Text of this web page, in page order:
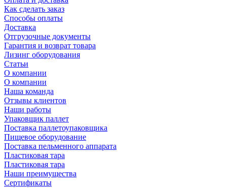
Как сделать заказ
Способы оплаты
Доставка
Отгрузочные документы
Гарантия и возврат товара
Лизинг оборудования
Статьи
О компании
О компании
Наша команда
Отзывы клиентов
Наши работы
Упаковщик паллет
Поставка паллетоупаковщика
Пищевое оборудование
Поставка пельменного аппарата
Пластиковая тара
Пластиковая тара
Наши преимущества
Сертификаты